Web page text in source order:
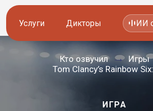
Услуги
Озвучка видео
Дикторы
Иностранные дикторы
ИИ
Кто озвучил
Игры
Tom Clancy’s Rainbow
ИГРА